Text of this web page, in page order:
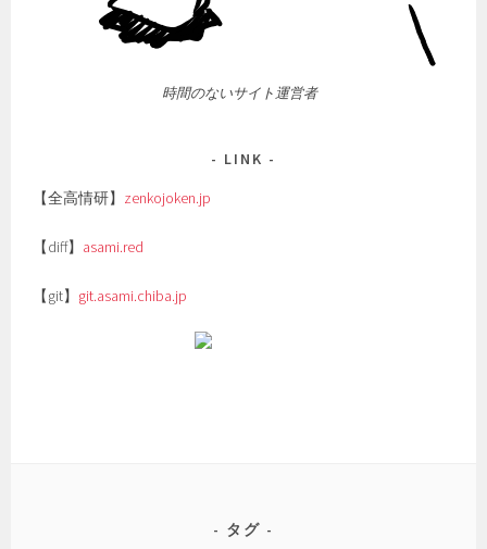
時間のないサイト運営者
LINK
【全高情研】 zenkojoken.jp
【diff】 asami.red
【git】 git.asami.chiba.jp
タグ